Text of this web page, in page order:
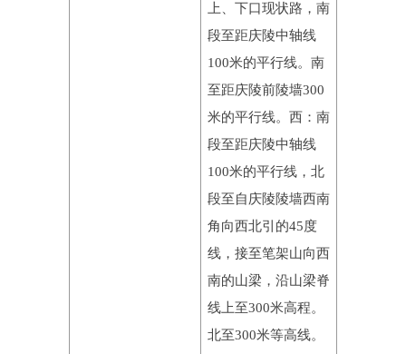
上、下口现状路，南
段至距庆陵中轴线
100米的平行线。南
至距庆陵前陵墙300
米的平行线。西：南
段至距庆陵中轴线
100米的平行线，北
段至自庆陵陵墙西南
角向西北引的45度
线，接至笔架山向西
南的山梁，沿山梁脊
线上至300米高程。
北至300米等高线。